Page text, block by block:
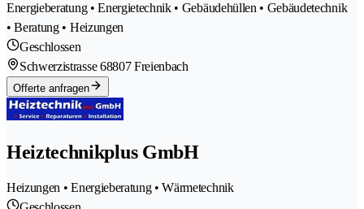
Energieberatung • Energietechnik • Gebäudehüllen • Gebäudetechnik
• Beratung • Heizungen
Geschlossen
Schwerzistrasse 68807 Freienbach
Offerte anfragen
Heiztechnikplus GmbH
Heizungen • Energieberatung • Wärmetechnik